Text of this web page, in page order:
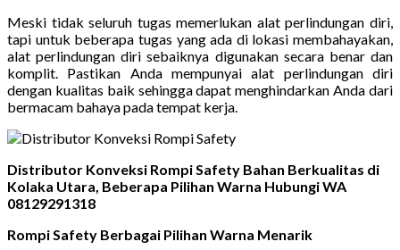
Meski tidak seluruh tugas memerlukan alat perlindungan diri,
tapi untuk beberapa tugas yang ada di lokasi membahayakan,
alat perlindungan diri sebaiknya digunakan secara benar dan
komplit. Pastikan Anda mempunyai alat perlindungan diri
dengan kualitas baik sehingga dapat menghindarkan Anda dari
bermacam bahaya pada tempat kerja.
Distributor Konveksi Rompi Safety Bahan Berkualitas di
Kolaka Utara, Beberapa Pilihan Warna Hubungi WA
08129291318
Rompi Safety Berbagai Pilihan Warna Menarik